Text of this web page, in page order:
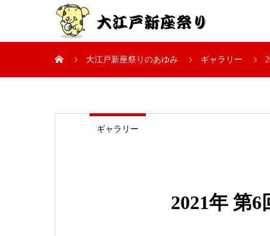
大江戸新座祭りのあゆみ ギャラリー
ギャラリー
2021年 第